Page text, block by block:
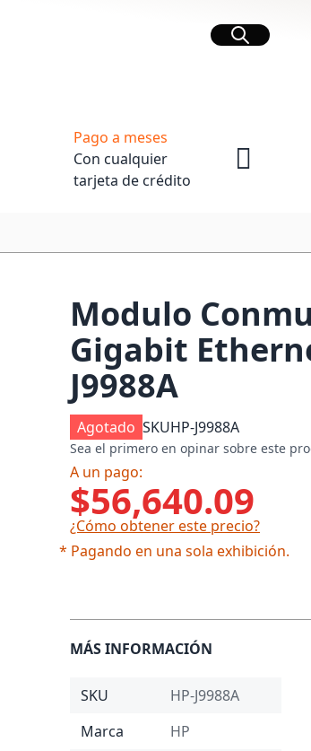
Buscar
Pago a meses
Con cualquier
tarjeta de crédito
Modulo
Gigabit
J9988A
Agotado SKUHP-J9988A
Sea el primero en opinar sobre este
A un pago:
$56,640.09
¿Cómo obtener este precio?
* Pagando en una sola exhibición.
MÁS INFORMACIÓN
SKU
HP-J9988A
Marca
HP